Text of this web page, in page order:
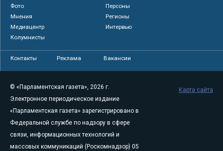
Фото
Персоны
Мнения
Регионы
Медиацентр
Интервью
Колумнисты
Контакты Реклама Вакансии
© «Парламентская газета», 2026 г.
Электронное периодическое издание
«Парламентская газета» зарегистрировано в
Федеральной службе по надзору в сфере
связи, информационных технологий и
массовых коммуникаций (Роскомнадзор) 05
Карта сайта